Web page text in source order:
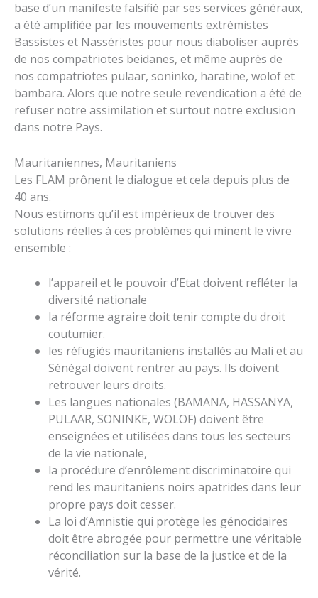
base d’un manifeste falsifié par ses services généraux,
a été amplifiée par les mouvements extrémistes
Bassistes et Nasséristes pour nous diaboliser auprès
de nos compatriotes beidanes, et même auprès de
nos compatriotes pulaar, soninko, haratine, wolof et
bambara. Alors que notre seule revendication a été de
refuser notre assimilation et surtout notre exclusion
dans notre Pays.
Mauritaniennes, Mauritaniens
Les FLAM prônent le dialogue et cela depuis plus de
40 ans.
Nous estimons qu’il est impérieux de trouver des
solutions réelles à ces problèmes qui minent le vivre
ensemble :
l’appareil et le pouvoir d’Etat doivent refléter la
diversité nationale
la réforme agraire doit tenir compte du droit
coutumier.
les réfugiés mauritaniens installés au Mali et au
Sénégal doivent rentrer au pays. Ils doivent
retrouver leurs droits.
Les langues nationales (BAMANA, HASSANYA,
PULAAR, SONINKE, WOLOF) doivent être
enseignées et utilisées dans tous les secteurs
de la vie nationale,
la procédure d’enrôlement discriminatoire qui
rend les mauritaniens noirs apatrides dans leur
propre pays doit cesser.
La loi d’Amnistie qui protège les génocidaires
doit être abrogée pour permettre une véritable
réconciliation sur la base de la justice et de la
vérité.